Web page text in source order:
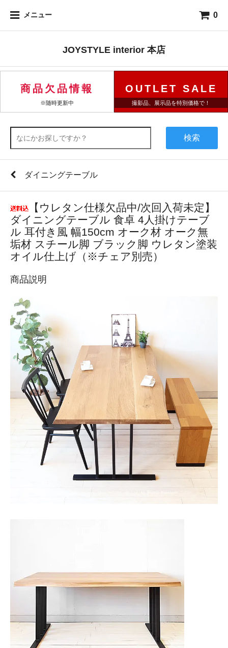
メニュー 0
JOYSTYLE interior 本店
商品欠品情報
※随時更新中
OUTLET SALE
撮影品、展示品を特別価格で！
検索
ダイニングテーブル
【ウレタン仕様欠品中/次回入荷未定】
ダイニングテーブル 食卓 4人掛けテーブ
ル 耳付き風 幅150cm オーク材 オーク無
垢材 スチール脚 ブラック脚 ウレタン塗装
オイル仕上げ（※チェア別売）
商品説明